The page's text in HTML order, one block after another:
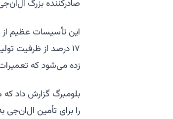
صادرکننده بزرگ
این تأسیسات عظیم از
۱۷ درصد از ظرفیت
زده می‌شود که
را برای تأمین ال‌ان‌جی